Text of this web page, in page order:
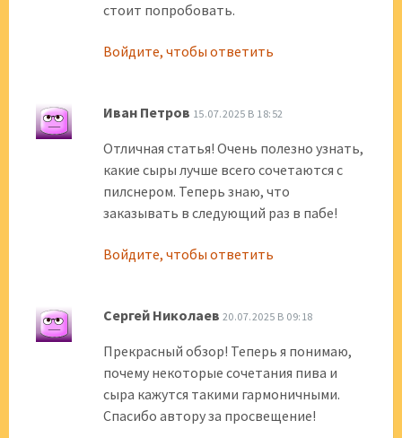
стоит попробовать.
Войдите, чтобы ответить
Иван Петров 15.07.2025 В 18:52
Отличная статья! Очень полезно узнать,
какие сыры лучше всего сочетаются с
пилснером. Теперь знаю, что
заказывать в следующий раз в пабе!
Войдите, чтобы ответить
Сергей Николаев 20.07.2025 В 09:18
Прекрасный обзор! Теперь я понимаю,
почему некоторые сочетания пива и
сыра кажутся такими гармоничными.
Спасибо автору за просвещение!